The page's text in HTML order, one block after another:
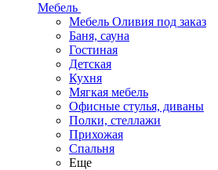
Мебель
Мебель Оливия под заказ
Баня, сауна
Гостиная
Детская
Кухня
Мягкая мебель
Офисные стулья, диваны
Полки, стеллажи
Прихожая
Спальня
Еще